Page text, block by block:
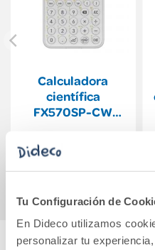
Tu Configuración de
En Dideco utilizamos
personalizar tu
Calculadora
científica
FX570SP-CW